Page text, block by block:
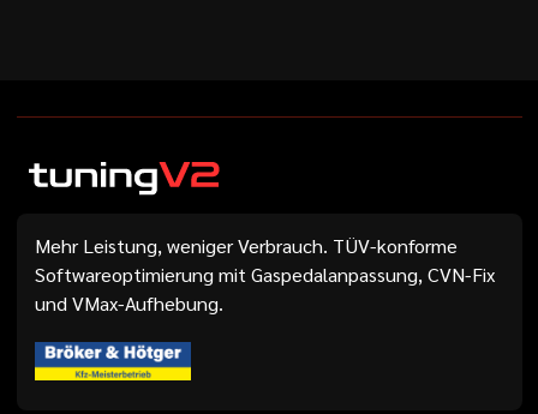
Mehr Leistung, weniger Verbrauch. TÜV-konforme
Softwareoptimierung mit Gaspedalanpassung, CVN-Fix
und VMax-Aufhebung.